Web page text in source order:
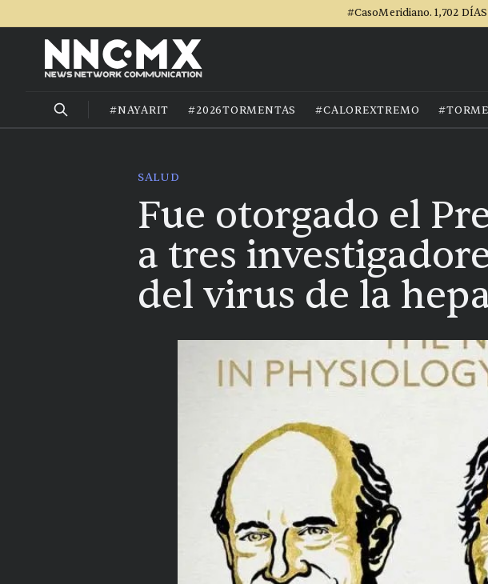
#CasoMeridiano. 1,702
#NAYARIT #2026TORMENTAS #CALOREXTREMO
SALUD
Fue otorgado el
a tres
del virus de la